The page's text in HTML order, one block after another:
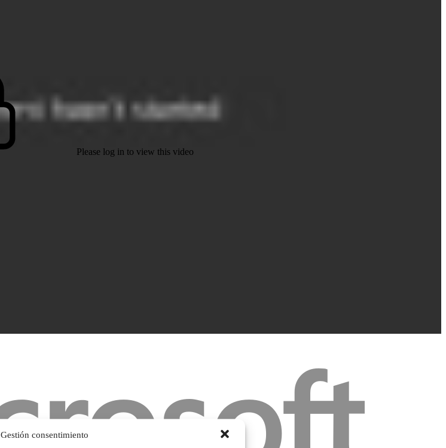
Gestión consentimiento
Please log in to view this video